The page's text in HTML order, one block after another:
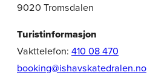
9020 Tromsdalen
Turistinformasjon
Vakttelefon: 410 08 470
booking@ishavskatedralen.no